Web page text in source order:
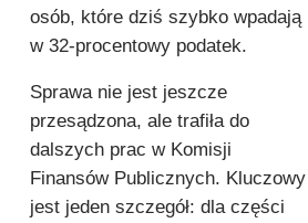
osób, które dziś szybko wpadają
w 32-procentowy podatek.
Sprawa nie jest jeszcze
przesądzona, ale trafiła do
dalszych prac w Komisji
Finansów Publicznych. Kluczowy
jest jeden szczegół: dla części